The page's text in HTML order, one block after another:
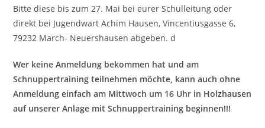
Bitte diese bis zum 27. Mai bei eurer Schulleitung oder
direkt bei Jugendwart Achim Hausen, Vincentiusgasse 6,
79232 March- Neuershausen abgeben. d
Wer keine Anmeldung bekommen hat und am
Schnuppertraining teilnehmen möchte, kann auch ohne
Anmeldung einfach am Mittwoch um 16 Uhr in Holzhausen
auf unserer Anlage mit Schnuppertraining beginnen!!!